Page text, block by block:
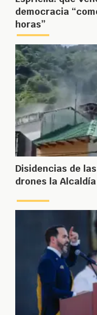
democracia
horas”
Disidencias de
drones la